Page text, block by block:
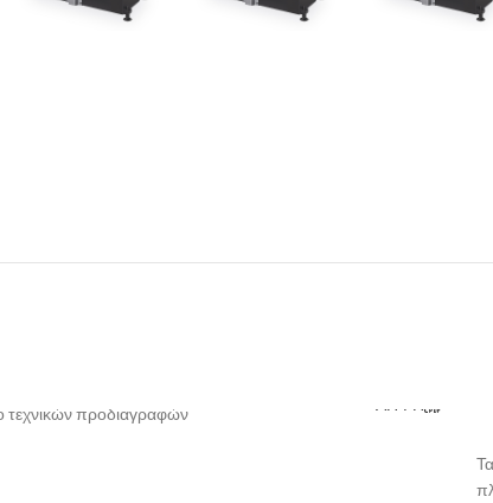
προδιαγραφών